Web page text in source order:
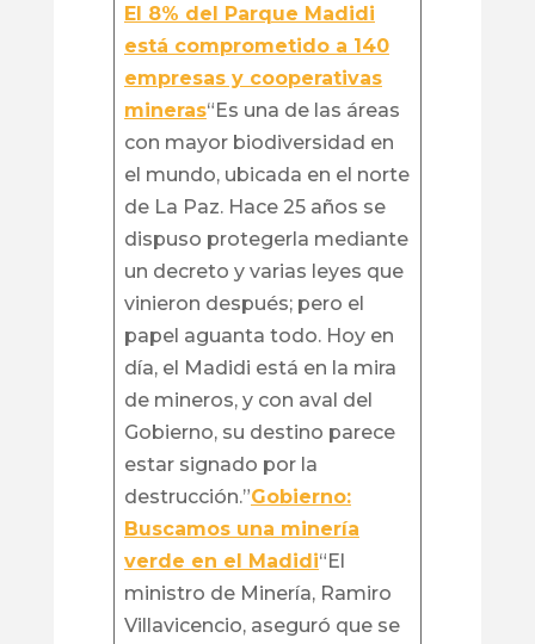
El 8% del Parque Madidi
está comprometido a 140
empresas y cooperativas
mineras“Es una de las áreas
con mayor biodiversidad en
el mundo, ubicada en el norte
de La Paz. Hace 25 años se
dispuso protegerla mediante
un decreto y varias leyes que
vinieron después; pero el
papel aguanta todo. Hoy en
día, el Madidi está en la mira
de mineros, y con aval del
Gobierno, su destino parece
estar signado por la
destrucción.”Gobierno:
Buscamos una minería
verde en el Madidi“El
ministro de Minería, Ramiro
Villavicencio, aseguró que se